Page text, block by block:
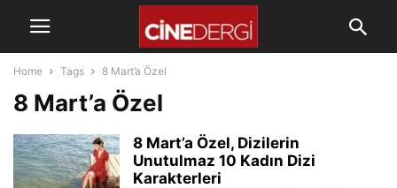
Home Tags 8 Mart’a Özel
8 Mart’a Özel
8 Mart’a Özel, Dizilerin
Unutulmaz 10 Kadın Dizi
Karakterleri